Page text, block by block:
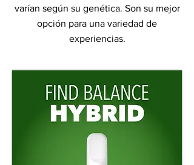
varían según su genética. Son su mejor
opción para una variedad de
experiencias.